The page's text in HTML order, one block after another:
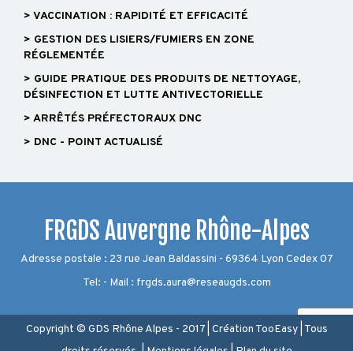
> VACCINATION : RAPIDITÉ ET EFFICACITÉ
> GESTION DES LISIERS/FUMIERS EN ZONE
RÉGLEMENTÉE
> GUIDE PRATIQUE DES PRODUITS DE NETTOYAGE,
DÉSINFECTION ET LUTTE ANTIVECTORIELLE
> ARRÊTÉS PRÉFECTORAUX DNC
> DNC - POINT ACTUALISÉ
FRGDS Auvergne Rhône-Alpes
Adresse postale : 23 rue Jean Baldassini - 69364 Lyon Cedex 07
Tel: - Mail : frgds.aura@reseaugds.com
Copyright © GDS Rhône Alpes - 2017| Création TooEasy Tous